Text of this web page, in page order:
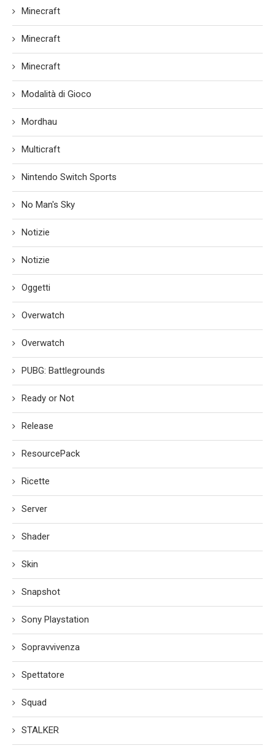
Minecraft
Minecraft
Minecraft
Modalità di Gioco
Mordhau
Multicraft
Nintendo Switch Sports
No Man's Sky
Notizie
Notizie
Oggetti
Overwatch
Overwatch
PUBG: Battlegrounds
Ready or Not
Release
ResourcePack
Ricette
Server
Shader
Skin
Snapshot
Sony Playstation
Sopravvivenza
Spettatore
Squad
STALKER